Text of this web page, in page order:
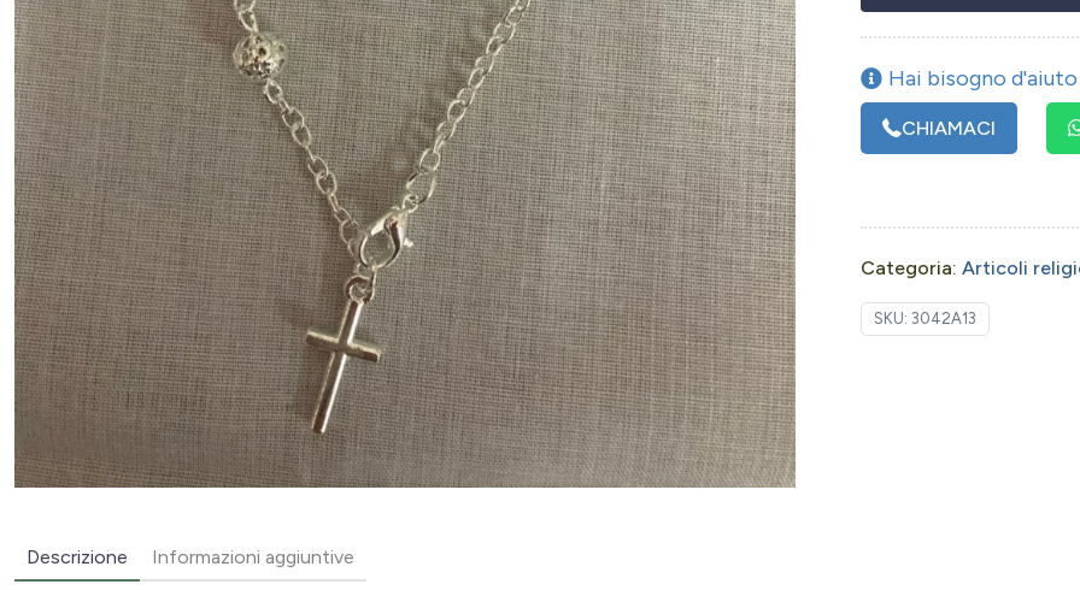
Hai bisogno
CHIAMACI
Categoria: Articoli
SKU: 3042A13
Descrizione Informazioni aggiuntive